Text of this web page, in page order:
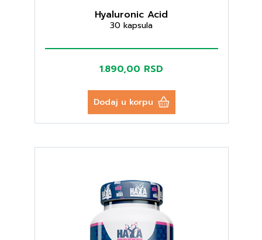
Hyaluronic Acid
30 kapsula
1.890,00 RSD
Dodaj u korpu